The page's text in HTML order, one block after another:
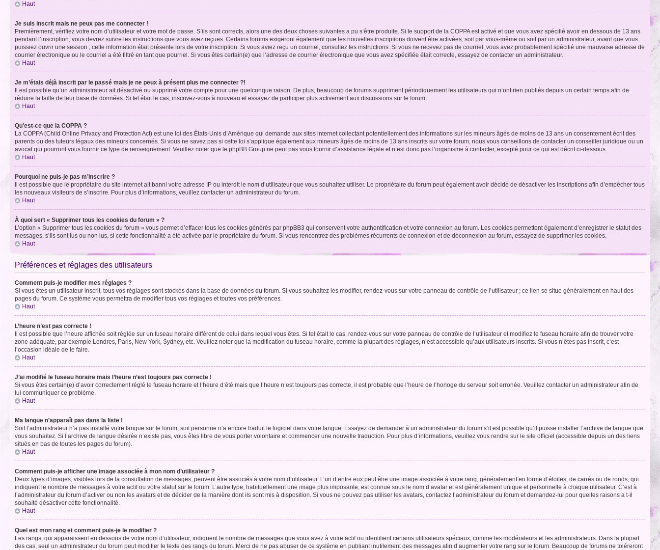
Haut
Je suis inscrit mais ne peux pas me connecter !
Premièrement, vérifiez votre nom d’utilisateur et votre mot de passe. S’ils sont corrects, alors une des deux choses suivantes a pu s’être produite. Si le support de la COPPA est activé et que vous avez spécifié avoir en dessous de 13 ans
pendant l’inscription, vous devrez suivre les instructions que vous avez reçues. Certains forums exigeront également que les nouvelles inscriptions doivent être activées, soit par vous-même ou soit par un administrateur, avant que vous
puissiez ouvrir une session ; cette information était présente lors de votre inscription. Si vous aviez reçu un courriel, consultez les instructions. Si vous ne recevez pas de courriel, vous avez probablement spécifié une mauvaise adresse de
courrier électronique ou le courriel a été filtré en tant que pourriel. Si vous êtes certain(e) que l’adresse de courrier électronique que vous avez spécifiée était correcte, essayez de contacter un administrateur.
Haut
Je m’étais déjà inscrit par le passé mais je ne peux à présent plus me connecter ?!
Il est possible qu’un administrateur ait désactivé ou supprimé votre compte pour une quelconque raison. De plus, beaucoup de forums suppriment périodiquement les utilisateurs qui n’ont rien publiés depuis un certain temps afin de
réduire la taille de leur base de données. Si tel était le cas, inscrivez-vous à nouveau et essayez de participer plus activement aux discussions sur le forum.
Haut
Qu’est-ce que la COPPA ?
La COPPA (Child Online Privacy and Protection Act) est une loi des États-Unis d’Amérique qui demande aux sites internet collectant potentiellement des informations sur les mineurs âgés de moins de 13 ans un consentement écrit des
parents ou des tuteurs légaux des mineurs concernés. Si vous ne savez pas si cette loi s’applique également aux mineurs âgés de moins de 13 ans inscrits sur votre forum, nous vous conseillons de contacter un conseiller juridique ou un
avocat qui pourront vous fournir ce type de renseignement. Veuillez noter que le phpBB Group ne peut pas vous fournir d’assistance légale et n’est donc pas l’organisme à contacter, excepté pour ce qui est décrit ci-dessous.
Haut
Pourquoi ne puis-je pas m’inscrire ?
Il est possible que le propriétaire du site internet ait banni votre adresse IP ou interdit le nom d’utilisateur que vous souhaitez utiliser. Le propriétaire du forum peut également avoir décidé de désactiver les inscriptions afin d’empêcher tous
les nouveaux visiteurs de s’inscrire. Pour plus d’informations, veuillez contacter un administrateur du forum.
Haut
À quoi sert « Supprimer tous les cookies du forum » ?
L’option « Supprimer tous les cookies du forum » vous permet d’effacer tous les cookies générés par phpBB3 qui conservent votre authentification et votre connexion au forum. Les cookies permettent également d’enregistrer le statut des
messages, s’ils sont lus ou non lus, si cette fonctionnalité a été activée par le propriétaire du forum. Si vous rencontrez des problèmes récurrents de connexion et de déconnexion au forum, essayez de supprimer les cookies.
Haut
Préférences et réglages des utilisateurs
Comment puis-je modifier mes réglages ?
Si vous êtes un utilisateur inscrit, tous vos réglages sont stockés dans la base de données du forum. Si vous souhaitez les modifier, rendez-vous sur votre panneau de contrôle de l’utilisateur ; ce lien se situe généralement en haut des
pages du forum. Ce système vous permettra de modifier tous vos réglages et toutes vos préférences.
Haut
L’heure n’est pas correcte !
Il est possible que l’heure affichée soit réglée sur un fuseau horaire différent de celui dans lequel vous êtes. Si tel était le cas, rendez-vous sur votre panneau de contrôle de l’utilisateur et modifiez le fuseau horaire afin de trouver votre
zone adéquate, par exemple Londres, Paris, New York, Sydney, etc. Veuillez noter que la modification du fuseau horaire, comme la plupart des réglages, n’est accessible qu’aux utilisateurs inscrits. Si vous n’êtes pas inscrit, c’est
l’occasion idéale de le faire.
Haut
J’ai modifié le fuseau horaire mais l’heure n’est toujours pas correcte !
Si vous êtes certain(e) d’avoir correctement réglé le fuseau horaire et l’heure d’été mais que l’heure n’est toujours pas correcte, il est probable que l’heure de l’horloge du serveur soit erronée. Veuillez contacter un administrateur afin de
lui communiquer ce problème.
Haut
Ma langue n’apparaît pas dans la liste !
Soit l’administrateur n’a pas installé votre langue sur le forum, soit personne n’a encore traduit le logiciel dans votre langue. Essayez de demander à un administrateur du forum s’il est possible qu’il puisse installer l’archive de langue que
vous souhaitez. Si l’archive de langue désirée n’existe pas, vous êtes libre de vous porter volontaire et commencer une nouvelle traduction. Pour plus d’informations, veuillez vous rendre sur le site officiel (accessible depuis un des liens
situés en bas de toutes les pages du forum).
Haut
Comment puis-je afficher une image associée à mon nom d’utilisateur ?
Deux types d’images, visibles lors de la consultation de messages, peuvent être associés à votre nom d’utilisateur. L’un d’entre eux peut être une image associée à votre rang, généralement en forme d’étoiles, de carrés ou de ronds, qui
indiquent le nombre de messages à votre actif ou votre statut sur le forum. L’autre type, habituellement une image plus imposante, est connue sous le nom d’avatar et est généralement unique et personnelle à chaque utilisateur. C’est à
l’administrateur du forum d’activer ou non les avatars et de décider de la manière dont ils sont mis à disposition. Si vous ne pouvez pas utiliser les avatars, contactez l’administrateur du forum et demandez-lui pour quelles raisons a t-il
souhaité désactiver cette fonctionnalité.
Haut
Quel est mon rang et comment puis-je le modifier ?
Les rangs, qui apparaissent en dessous de votre nom d’utilisateur, indiquent le nombre de messages que vous avez à votre actif ou identifient certains utilisateurs spéciaux, comme les modérateurs et les administrateurs. Dans la plupart
des cas, seul un administrateur du forum peut modifier le texte des rangs du forum. Merci de ne pas abuser de ce système en publiant inutilement des messages afin d’augmenter votre rang sur le forum. Beaucoup de forums ne toléreront